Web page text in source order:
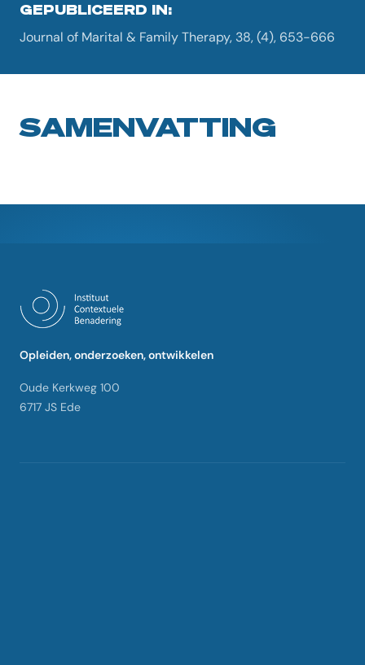
GEPUBLICEERD IN:
Journal of Marital & Family Therapy, 38, (4), 653-666
SAMENVATTING
Opleiden, onderzoeken, ontwikkelen
Oude Kerkweg 100
6717 JS Ede